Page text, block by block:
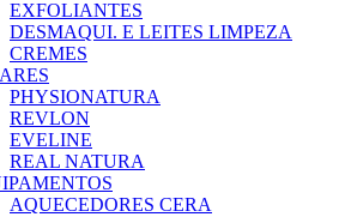
EXFOLIANTES
DESMAQUI. E LEITES LIMPEZA
CREMES
PHYSIONATURA
REVLON
EVELINE
REAL NATURA
AQUECEDORES CERA